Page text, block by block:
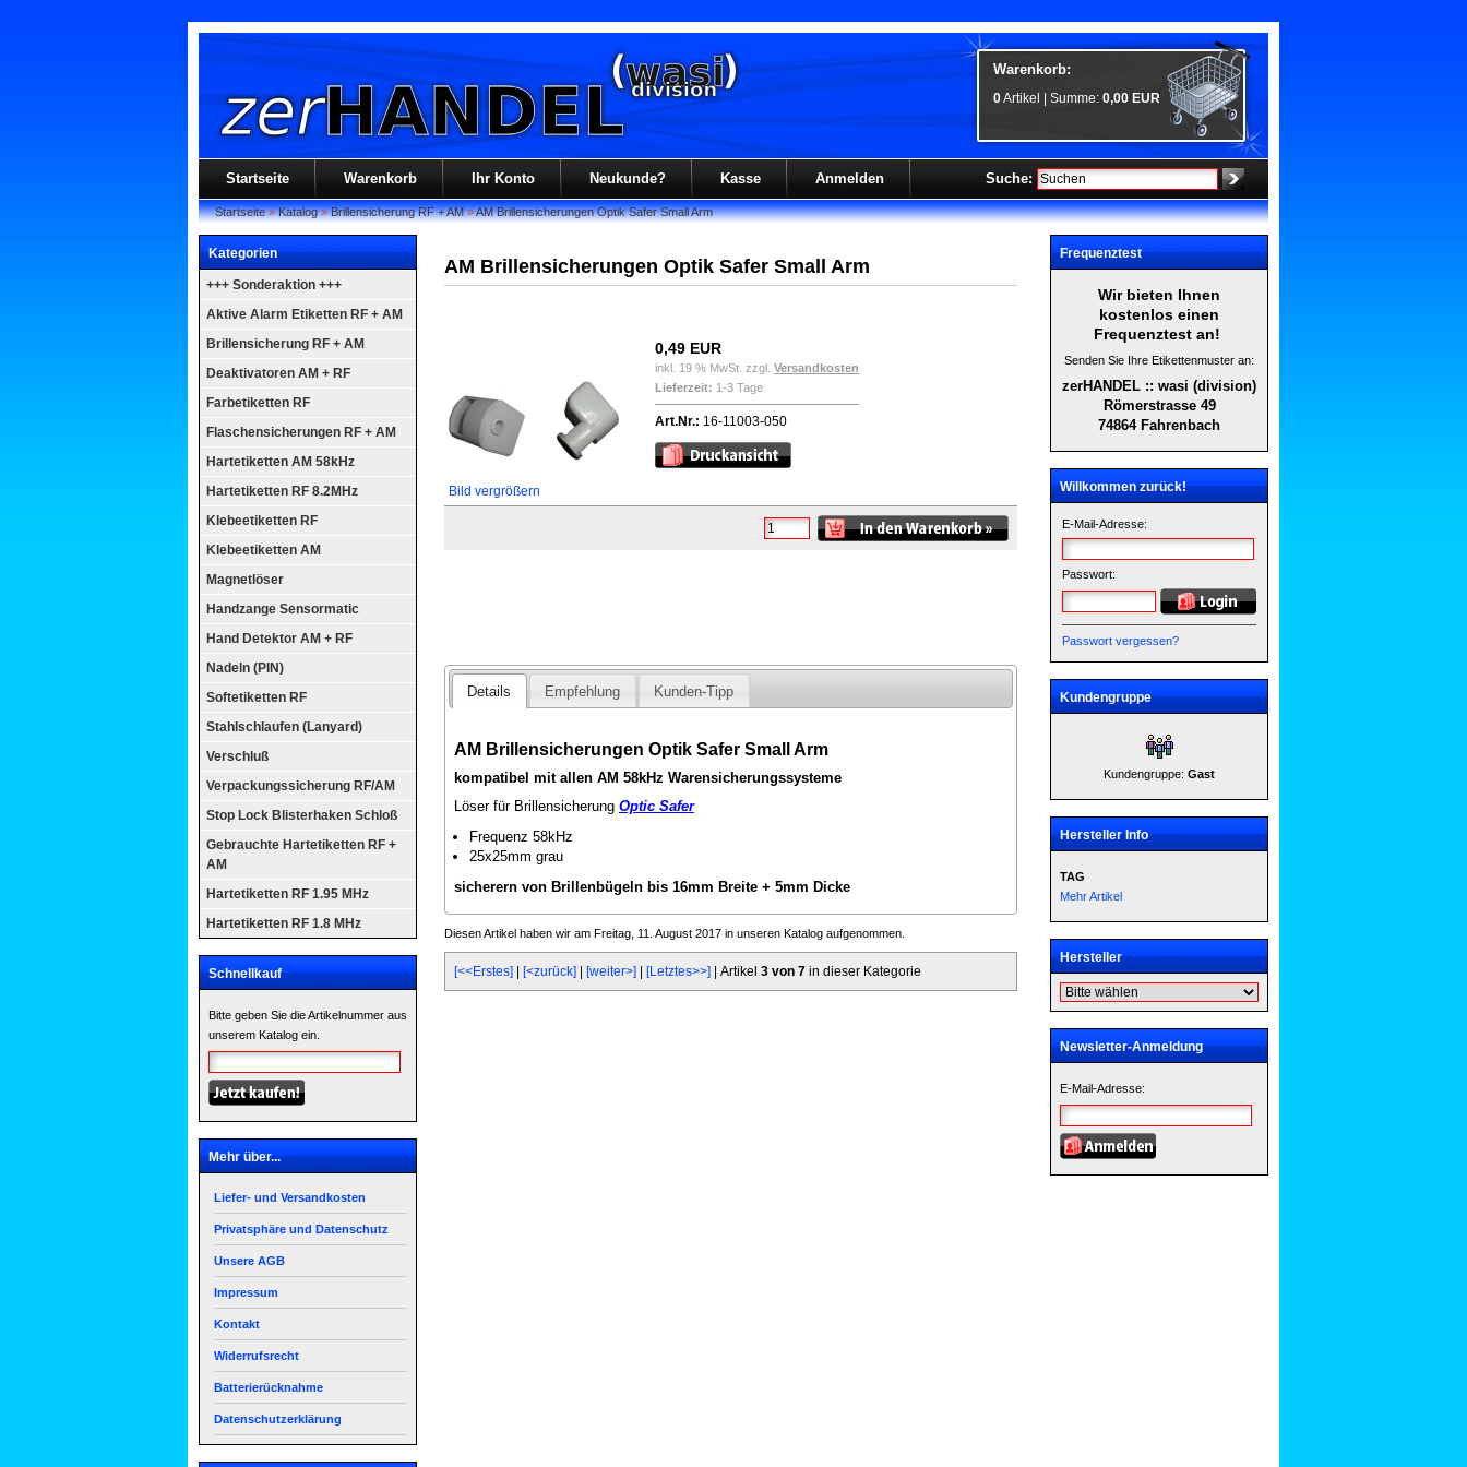
Warenkorb:
0Artikel | Summe: 0,00 EUR
Startseite Warenkorb Ihr Konto Neukunde? Kasse Anmelden Suche:
Startseite»Katalog»Brillensicherung RF + AM»AM Brillensicherungen Optik Safer Small Arm
Kategorien
+++ Sonderaktion +++
Aktive Alarm Etiketten RF + AM
Brillensicherung RF + AM
Deaktivatoren AM + RF
Farbetiketten RF
Flaschensicherungen RF + AM
Hartetiketten AM 58kHz
Hartetiketten RF 8.2MHz
Klebeetiketten RF
Klebeetiketten AM
Magnetlöser
Handzange Sensormatic
Hand Detektor AM + RF
Nadeln (PIN)
Softetiketten RF
Stahlschlaufen (Lanyard)
Verschluß
Verpackungssicherung RF/AM
Stop Lock Blisterhaken Schloß
Gebrauchte Hartetiketten RF +
AM
Hartetiketten RF 1.95 MHz
Hartetiketten RF 1.8 MHz
Schnellkauf
Bitte geben Sie die Artikelnummer aus
unserem Katalog ein.
Mehr über...
Liefer- und Versandkosten
Privatsphäre und Datenschutz
Unsere AGB
Impressum
Kontakt
Widerrufsrecht
Batterierücknahme
Datenschutzerklärung
AM Brillensicherungen Optik Safer Small Arm
Bild vergrößern
0,49 EUR
inkl. 19 % MwSt. zzgl. Versandkosten
Lieferzeit: 1-3 Tage
Art.Nr.: 16-11003-050
Details Empfehlung Kunden-Tipp
AM Brillensicherungen Optik Safer Small Arm
kompatibel mit allen AM 58kHz Warensicherungssysteme
Löser für Brillensicherung Optic Safer
Frequenz 58kHz
25x25mm grau
sicherern von Brillenbügeln bis 16mm Breite + 5mm Dicke
Diesen Artikel haben wir am Freitag, 11. August 2017 in unseren Katalog aufgenommen.
[<<Erstes] [<zurück] [weiter>] [Letztes>>] | Artikel 3 von 7 in dieser Kategorie
Frequenztest
Wir bieten Ihnen
kostenlos einen
Frequenztest an!
Senden Sie Ihre Etikettenmuster an:
zerHANDEL :: wasi (division)
Römerstrasse 49
74864 Fahrenbach
Willkommen zurück!
E-Mail-Adresse:
Passwort:
Passwort vergessen?
Kundengruppe
Kundengruppe: Gast
Hersteller Info
TAG
Mehr Artikel
Hersteller
Newsletter-Anmeldung
E-Mail-Adresse: